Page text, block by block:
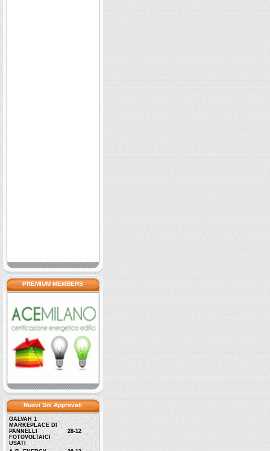
PREMIUM MEMBERS
Nuovi Siti Approvati
GALVAH 1
MARKEPLACE DI
PANNELLI
FOTOVOLTAICI
USATI
28-12